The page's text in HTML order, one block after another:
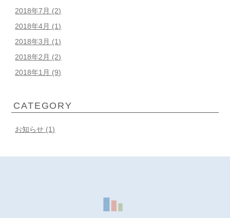
2018年7月 (2)
2018年4月 (1)
2018年3月 (1)
2018年2月 (2)
2018年1月 (9)
CATEGORY
お知らせ (1)